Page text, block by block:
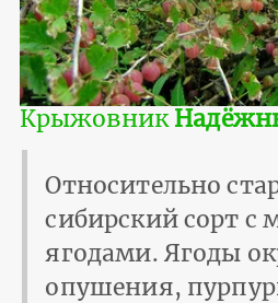
Крыжовник
Относительно
сибирский сорт с
ягодами. Ягоды
опушения,